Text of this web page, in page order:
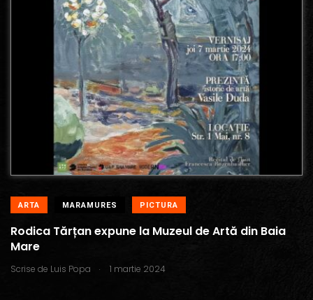
ARTA MARAMURES PICTURA
Rodica Tărțan expune la Muzeul de Artă din Baia
Mare
Scrise de Luis Popa . 1 martie 2024